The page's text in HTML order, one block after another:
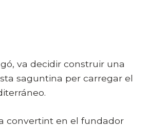
va decidir construir una
saguntina per carregar el
convertint en el fundador